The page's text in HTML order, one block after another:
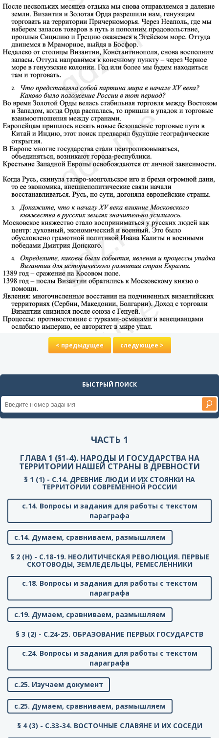
< предыдущее следующее >
БЫСТРЫЙ ПОИСК
ЧАСТЬ 1
ГЛАВА 1 (§1-4). НАРОДЫ И ГОСУДАРСТВА НА
ТЕРРИТОРИИ НАШЕЙ СТРАНЫ В ДРЕВНОСТИ
§ 1 (1) - C.14. ДРЕВНИЕ ЛЮДИ И ИХ СТОЯНКИ НА
ТЕРРИТОРИИ СОВРЕМЕННОЙ РОССИИ
с.14. Вопросы и задания для работы с текстом
параграфа
с.14. Думаем, сравниваем, размышляем
§ 2 (Н) - C.18-19. НЕОЛИТИЧЕСКАЯ РЕВОЛЮЦИЯ. ПЕРВЫЕ
СКОТОВОДЫ, ЗЕМЛЕДЕЛЬЦЫ, РЕМЕСЛЕННИКИ
с.18. Вопросы и задания для работы с текстом
параграфа
с.19. Думаем, сравниваем, размышляем
§ 3 (2) - C.24-25. ОБРАЗОВАНИЕ ПЕРВЫХ ГОСУДАРСТВ
с.24. Вопросы и задания для работы с текстом
параграфа
с.25. Изучаем документ
с.25. Думаем, сравниваем, размышляем
§ 4 (3) - C.33-34. ВОСТОЧНЫЕ СЛАВЯНЕ И ИХ СОСЕДИ